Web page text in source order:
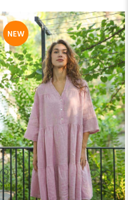
NEW
ITEM